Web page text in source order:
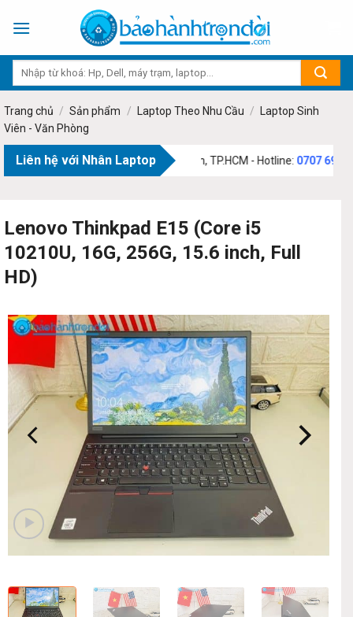
Trang chủ / Sản phẩm / Laptop Theo Nhu Cầu /
Laptop Sinh
Viên - Văn Phòng
Liên hệ với Nhân Laptop
Phạm Văn Bạch, Phường Tân Sơn, TP.HCM - Hotline:0707 69 1111
Lenovo Thinkpad E15 (Core i5
10210U, 16G, 256G, 15.6 inch, Full
HD)